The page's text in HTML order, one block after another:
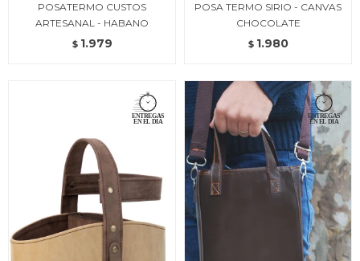
POSATERMO CUSTOS
ARTESANAL - HABANO
$ 1.979
POSA TERMO SIRIO - CANVAS
CHOCOLATE
$ 1.980